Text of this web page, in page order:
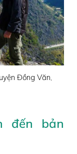
Đồng Văn,
đến bản